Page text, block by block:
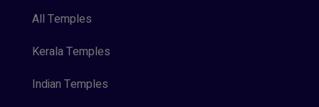
All Temples
Kerala Temples
Indian Temples